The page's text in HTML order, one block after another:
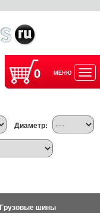
0 МЕНЮ
Диаметр:
Грузовые шины